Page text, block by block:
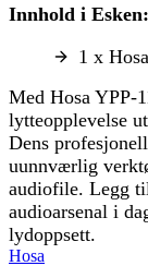
Innhold i Esken:
1 x
Med Hosa YPP-
lytteopplevelse
Dens
uunnværlig
audiofile. Legg
audioarsenal i
lydoppsett.
Hosa